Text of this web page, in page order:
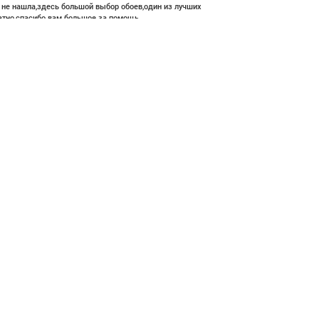
нашла,здесь большой выбор обоев,один из лучших
вам большое за помощь.